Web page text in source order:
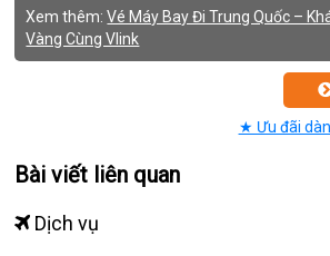
Xem thêm:Vé Máy Bay Đi Trung Quốc –
Vàng Cùng Vlink
★ Ưu đãi
Bài viết liên quan
Dịch vụ